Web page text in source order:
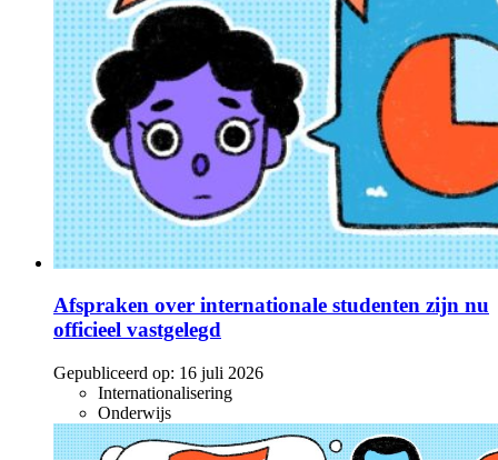
Afspraken over internationale studenten zijn nu
officieel vastgelegd
Gepubliceerd op: 16 juli 2026
Internationalisering
Onderwijs